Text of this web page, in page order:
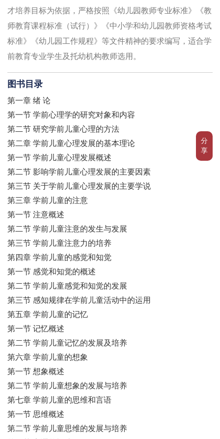
分
享
才培养目标为依据，严格按照《幼儿园教师专业标准》《教
师教育课程标准（试行）》《中小学和幼儿园教师资格考试
标准》《幼儿园工作规程》等文件精神的要求编写，适合学
前教育专业学生及托幼机构教师选用。
图书目录
第一章 绪 论
第一节 学前心理学的研究对象和内容
第二节 研究学前儿童心理的方法
第二章 学前儿童心理发展的基本理论
第一节 学前儿童心理发展概述
第二节 影响学前儿童心理发展的主要因素
第三节 关于学前儿童心理发展的主要学说
第三章 学前儿童的注意
第一节 注意概述
第二节 学前儿童注意的发生与发展
第三节 学前儿童注意力的培养
第四章 学前儿童的感觉和知觉
第一节 感觉和知觉的概述
第二节 学前儿童感觉和知觉的发展
第三节 感知规律在学前儿童活动中的运用
第五章 学前儿童的记忆
第一节 记忆概述
第二节 学前儿童记忆的发展及培养
第六章 学前儿童的想象
第一节 想象概述
第二节 学前儿童想象的发展与培养
第七章 学前儿童的思维和言语
第一节 思维概述
第二节 学前儿童思维的发展与培养